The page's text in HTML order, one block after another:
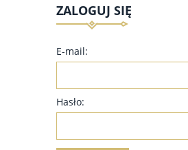
ZALOGUJ SIĘ
E-mail:
Hasło: